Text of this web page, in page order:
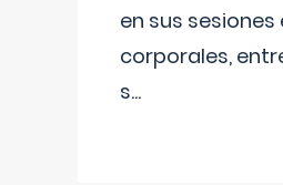
en sus
corporales,
s...